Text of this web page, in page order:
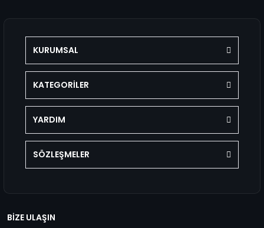
KURUMSAL
KATEGORİLER
YARDIM
SÖZLEŞMELER
BİZE ULAŞIN